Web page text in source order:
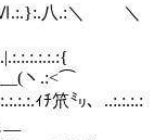
Ⅵ.:.}:.八.:＼ ＼
ヽ.:<⌒
㍉、..:.:.:.: